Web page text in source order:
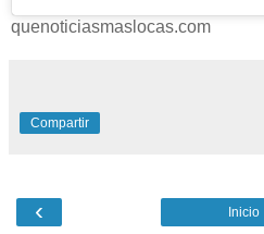
quenoticiasmaslocas.com
Compartir
‹ Inicio